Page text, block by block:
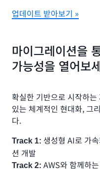
업데이트 받아보기 »
마이그레이션을
가능성을 열어보
확실한 기반으로 시작하
있는 체계적인 현대화, 그
다.
Track 1: 생성형 AI로 가
션 개발
Track 2: AWS와 함께하